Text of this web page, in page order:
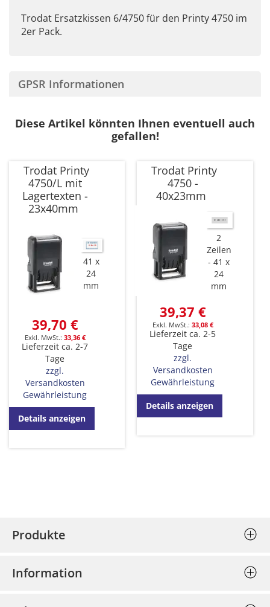
Trodat Ersatzkissen 6/4750 für den Printy 4750 im
2er Pack.
GPSR Informationen
Diese Artikel könnten Ihnen eventuell auch
gefallen!
Trodat Printy
4750/L mit
Lagertexten -
23x40mm
41 x
24
mm
39,70 €
33,36 €
Lieferzeit ca. 2-7
Tage
zzgl.
Versandkosten
Gewährleistung
Details anzeigen
Trodat Printy
4750 -
40x23mm
2
Zeilen
41 x
24
mm
39,37 €
33,08 €
Lieferzeit ca. 2-5
Tage
zzgl.
Versandkosten
Gewährleistung
Details anzeigen
Produkte
Textplatten einzeln
Information